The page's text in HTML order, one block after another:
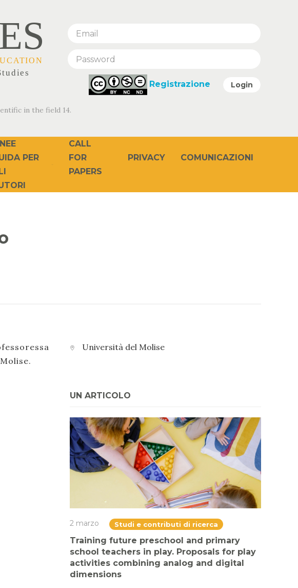
Registrazione Login
in the field 14.
PER
CALL
FOR
PAPERS
PRIVACY COMUNICAZIONI
Università del Molise
UN ARTICOLO
2 marzo Studi e contributi di ricerca
Training future preschool and primary
school teachers in play. Proposals for play
activities combining analog and digital
dimensions